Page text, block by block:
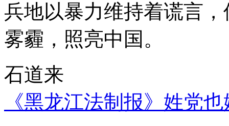
兵地以暴力维持着谎言
雾霾，照亮中国。
石道来
《黑龙江法制报》姓党